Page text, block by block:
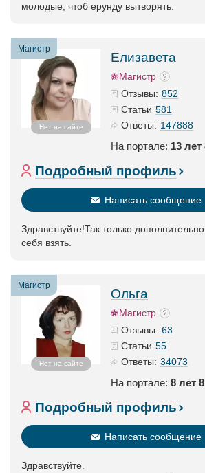
молодые, чтоб ерунду вытворять.
Магистр
Нет на сайте
Елизавета
Магистр
Отзывы: 852
Статьи 581
Ответы: 147888
На портале: 13
Подробный профиль
Написать сообщение
Здравствуйте!Так только
себя взять.
Магистр
Нет на сайте
Ольга
Магистр
Отзывы: 63
Статьи 55
Ответы: 34073
На портале: 8 лет
Подробный профиль
Написать сообщение
Здравствуйте.